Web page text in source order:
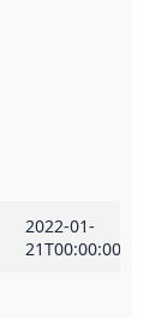
2022-01-
21T00:00:00Z